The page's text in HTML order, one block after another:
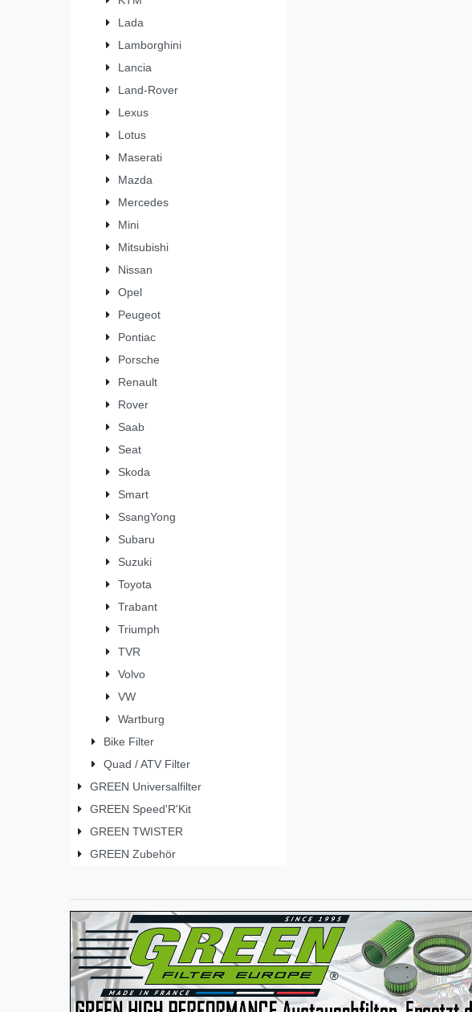
Lada
Lamborghini
Lancia
Land-Rover
Lexus
Lotus
Maserati
Mazda
Mercedes
Mini
Mitsubishi
Nissan
Opel
Peugeot
Pontiac
Porsche
Renault
Rover
Saab
Seat
Skoda
Smart
SsangYong
Subaru
Suzuki
Toyota
Trabant
Triumph
TVR
Volvo
VW
Wartburg
Bike Filter
Quad / ATV Filter
GREEN Universalfilter
GREEN Speed'R'Kit
GREEN TWISTER
GREEN Zubehör